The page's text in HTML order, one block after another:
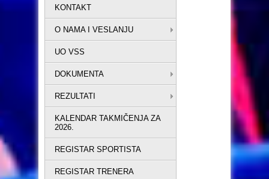
KONTAKT
O NAMA I VESLANJU
UO VSS
DOKUMENTA
REZULTATI
KALENDAR TAKMIČENJA ZA
2026.
REGISTAR SPORTISTA
REGISTAR TRENERA